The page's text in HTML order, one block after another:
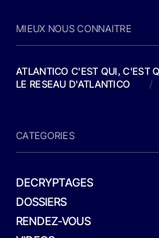
MIEUX NOUS CONNAITRE
ATLANTICO C'EST QUI, C'EST
LE RESEAU D'ATLANTICO
/
CATEGORIES
DECRYPTAGES
DOSSIERS
RENDEZ-VOUS